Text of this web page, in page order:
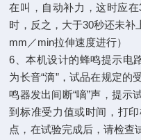
在叫，自动补力，这时应
时，反之，大于30秒还未补
mm／min拉伸速度进行）
6、本机设计的蜂鸣提示电
为长音“滴”，试品在规定的
鸣器发出间断“嘀”声，提示
到标准受力值或时间，打
点，在试验完成后，请检查